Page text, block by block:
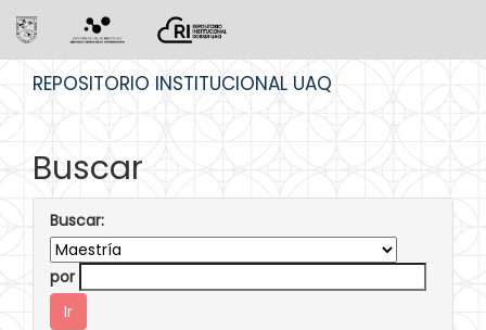
REPOSITORIO INSTITUCIONAL UAQ
Buscar
Buscar:
por